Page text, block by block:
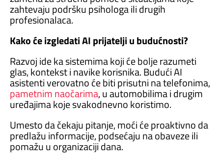
zahtevaju podršku psihologa ili drugih
profesionalaca.
Kako će izgledati AI prijatelji u budućnosti?
Razvoj ide ka sistemima koji će bolje razumeti
glas, kontekst i navike korisnika. Budući AI
asistenti verovatno će biti prisutni na telefonima,
pametnim naočarima, u automobilima i drugim
uređajima koje svakodnevno koristimo.
Umesto da čekaju pitanje, moći će proaktivno da
predlažu informacije, podsećaju na obaveze ili
pomažu u organizaciji dana.